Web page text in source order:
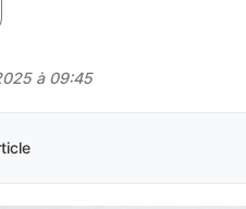
à 09:45